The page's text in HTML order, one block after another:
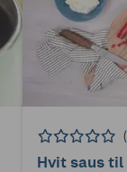
Hvit saus til